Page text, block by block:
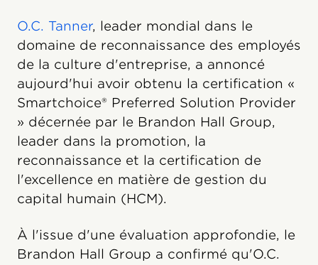
O.C. Tanner, leader mondial dans le
domaine de reconnaissance des employés
de la culture d'entreprise, a annoncé
aujourd'hui avoir obtenu la certification «
Smartchoice® Preferred Solution Provider
» décernée par le Brandon Hall Group,
leader dans la promotion, la
reconnaissance et la certification de
l'excellence en matière de gestion du
capital humain (HCM).
À l'issue d'une évaluation approfondie, le
Brandon Hall Group a confirmé qu'O.C.